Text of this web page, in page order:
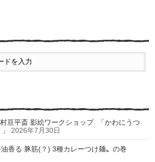
村亘平斎 影絵ワークショップ 「かわにうつ
2026年7月30日
油香る 豚筋(？) 3種カレーつけ麺〟の巻